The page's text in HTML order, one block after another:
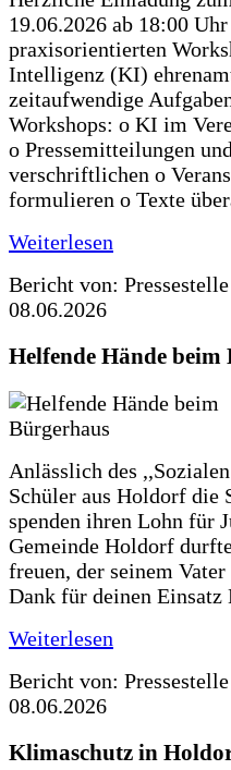
19.06.2026 ab 18:00
praxisorientierten
Intelligenz (KI)
zeitaufwendige
Workshops: o KI im
o Pressemitteilungen
verschriftlichen o
formulieren o Texte
Weiterlesen
Bericht von:
08.06.2026
Helfende Hände beim
Anlässlich des
Schüler aus Holdorf die
spenden ihren Lohn für
Gemeinde Holdorf
freuen, der seinem
Dank für deinen
Weiterlesen
Bericht von:
08.06.2026
Klimaschutz in